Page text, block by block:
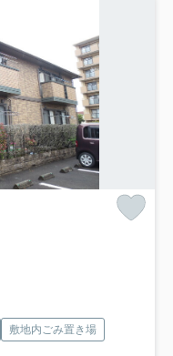
敷地内ごみ置き場